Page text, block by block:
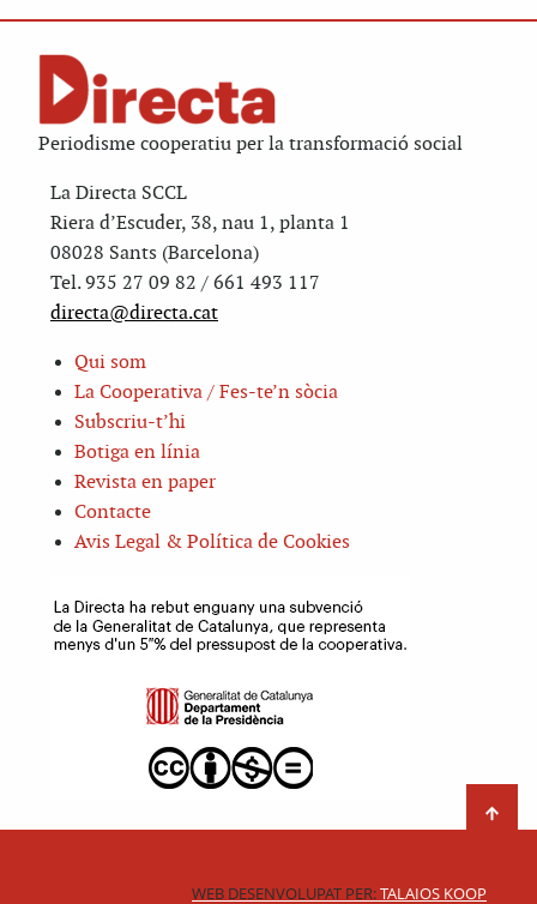
Periodisme cooperatiu per la transformació social
La Directa SCCL
Riera d’Escuder, 38, nau 1, planta 1
08028 Sants (Barcelona)
Tel. 935 27 09 82 / 661 493 117
directa@directa.cat
Qui som
La Cooperativa / Fes-te’n sòcia
Subscriu-t’hi
Botiga en línia
Revista en paper
Contacte
Avis Legal & Política de Cookies
WEB DESENVOLUPAT PER:TALAIOS KOOP